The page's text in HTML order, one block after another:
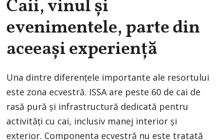
Caii, vinul și
evenimentele, parte din
aceeași experiență
Una dintre diferențele importante ale resortului
este zona ecvestră. ISSA are peste 60 de cai de
rasă pură și infrastructură dedicată pentru
activități cu cai, inclusiv manej interior și
exterior. Componenta ecvestră nu este tratată